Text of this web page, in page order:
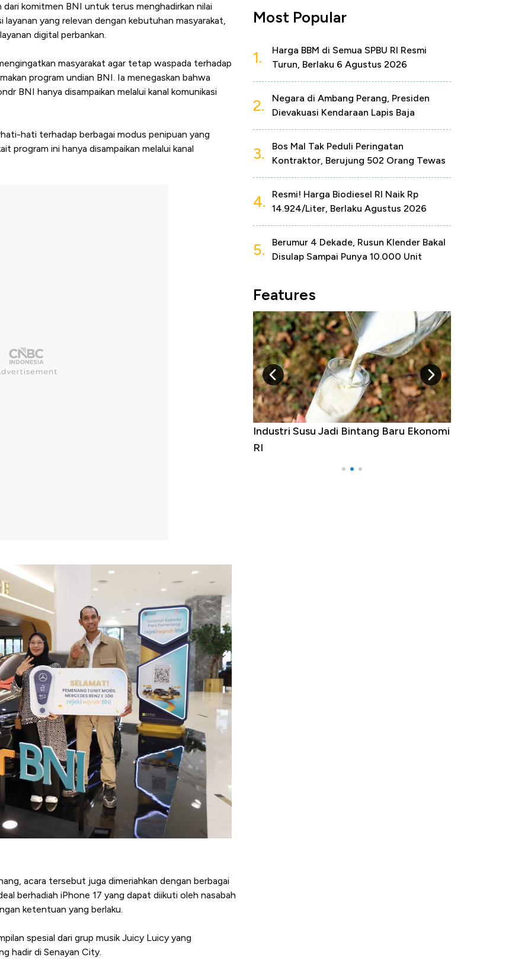
komitmen BNI untuk terus menghadirkan nilai
layanan yang relevan dengan kebutuhan masyarakat,
digital perbankan.
masyarakat agar tetap waspada terhadap
program undian BNI. Ia menegaskan bahwa
BNI hanya disampaikan melalui kanal komunikasi
hati terhadap berbagai modus penipuan yang
program ini hanya disampaikan melalui kanal
acara tersebut juga dimeriahkan dengan berbagai
berhadiah iPhone 17 yang dapat diikuti oleh nasabah
ketentuan yang berlaku.
spesial dari grup musik Juicy Luicy yang
hadir di Senayan City.
Most Popular
1.
Harga BBM di Semua SPBU RI Resmi
Turun, Berlaku 6 Agustus 2026
2.
Negara di Ambang Perang, Presiden
Dievakuasi Kendaraan Lapis Baja
3.
Bos Mal Tak Peduli Peringatan
Kontraktor, Berujung 502 Orang Tewas
4.
Resmi! Harga Biodiesel RI Naik Rp
14.924/Liter, Berlaku Agustus 2026
5.
Berumur 4 Dekade, Rusun Klender Bakal
Disulap Sampai Punya 10.000 Unit
Features
Industri Susu Jadi Bintang Baru Ekonomi5 Raja Ekonomi Indonesia: Maaf, Gak